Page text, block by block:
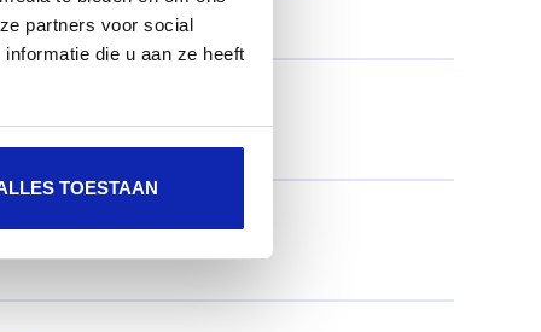
partners voor social
die u aan ze heeft
TOESTAAN